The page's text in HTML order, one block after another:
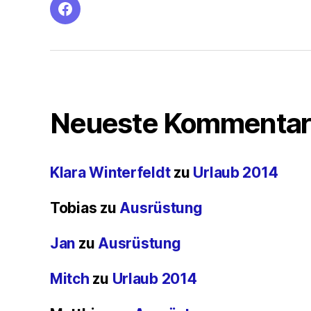
facebook
Neueste
Klara Winterfeldtzu Urlaub 2014
Tobias zu Ausrüstung
Jan zu Ausrüstung
Mitch zu Urlaub 2014